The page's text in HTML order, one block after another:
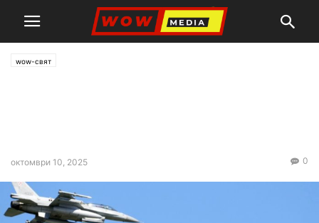
wow-свят
октомври 10, 2025 0